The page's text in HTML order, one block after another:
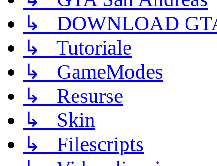
↳ DOWNLOAD
↳ Tutoriale
↳ GameModes
↳ Resurse
↳ Skin
↳ Filescripts